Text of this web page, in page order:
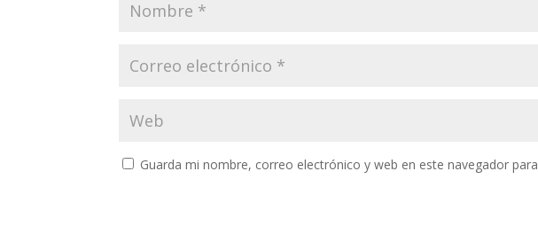
Guarda mi nombre, correo electrónico y web en este navegador